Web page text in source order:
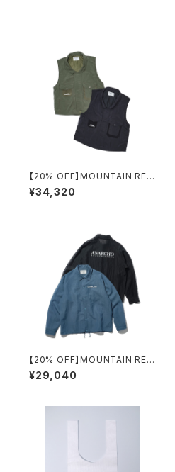
【20% OFF】MOUNTAIN RES
EARCH / M69 VEST
¥34,320
【20% OFF】MOUNTAIN RES
EARCH / F.M. COACH SHIR
T
¥29,040